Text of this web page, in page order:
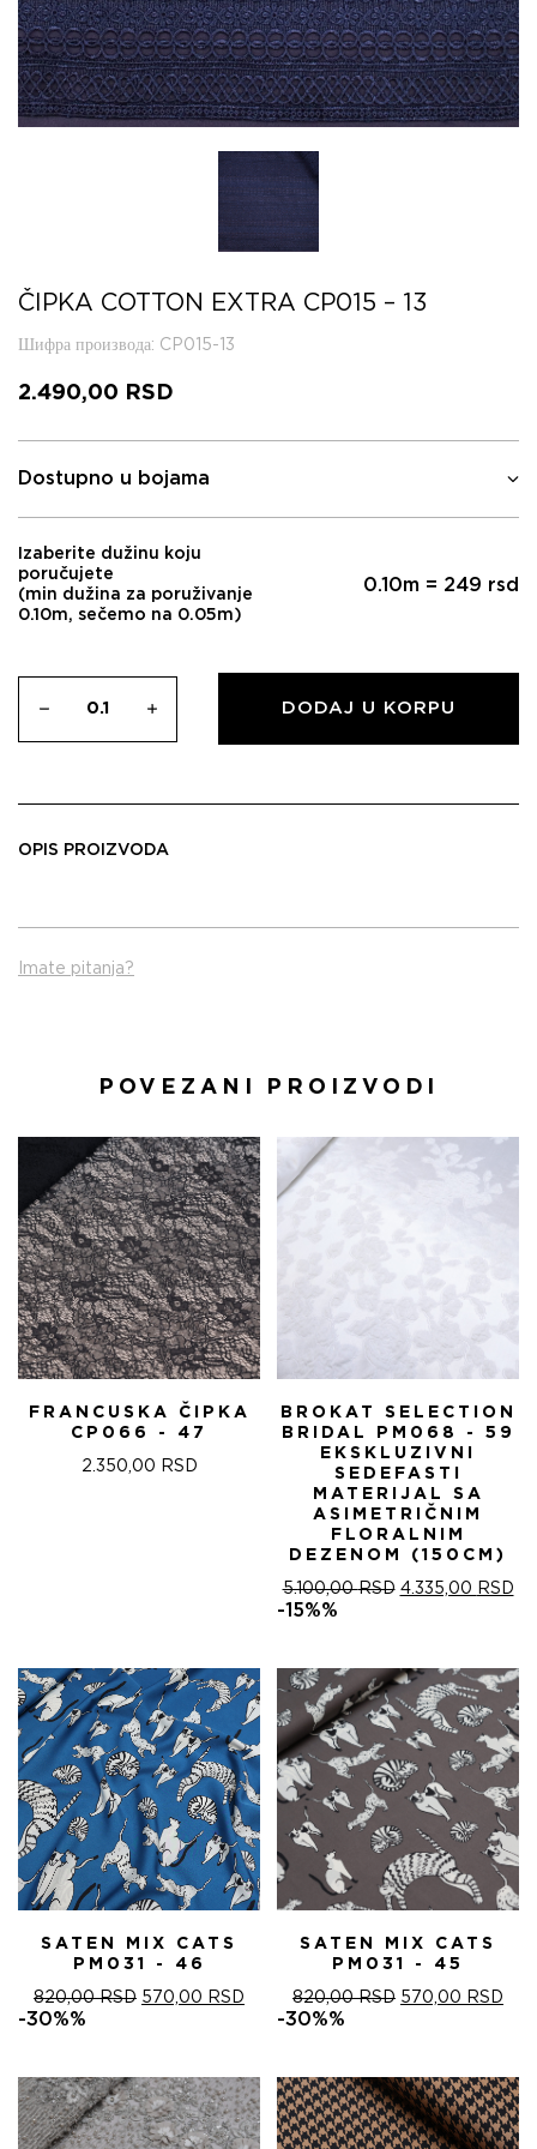
ČIPKA COTTON EXTRA CP015 – 13
Шифра производа: CP015-13
2.490,00 RSD
Dostupno u bojama
Izaberite dužinu koju
poručujete
(min dužina za poruživanje
0.10m, sečemo na 0.05m)
0.10m = 249 rsd
DODAJ U KORPU
OPIS PROIZVODA
Imate pitanja?
POVEZANI PROIZVODI
FRANCUSKA ČIPKA
CP066 - 47
2.350,00 RSD
BROKAT SELECTION
BRIDAL PM068 - 59
EKSKLUZIVNI
SEDEFASTI
MATERIJAL SA
ASIMETRIČNIM
FLORALNIM
DEZENOM (150CM)
5.100,00RSD ОРИГИНАЛНА
5.100,00 RSD.
4.335,00 RSD
-15%%
SATEN MIX CATS
PM031 - 46
820,00RSD ОРИГИНАЛНА
820,00 RSD.
570,00 RSD ТРЕНУТНА
ЦЕНА
-30%%
SATEN MIX CATS
PM031 - 45
820,00RSD ОРИГИНАЛНА
820,00 RSD.
570,00 RSD
-30%%